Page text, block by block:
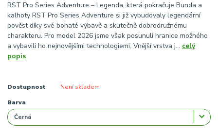
RST Pro Series Adventure – Legenda, která pokračuje Bunda a
kalhoty RST Pro Series Adventure si již vybudovaly legendární
pověst díky své bohaté výbavě a skutečně dobrodružnému
charakteru. Pro model 2026 jsme však posunuli hranice možného
a vybavili ho nejnovějšími technologiemi. Vnější vrstva j... celý
popis
Dostupnost Není skladem
Barva